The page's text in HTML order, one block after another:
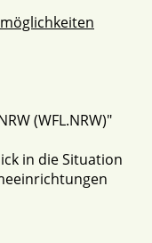
(WFL.NRW)"
in die Situation